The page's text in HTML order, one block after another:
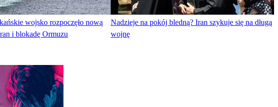
wojsko rozpoczęło nową
i blokadę Ormuzu
Nadzieje na pokój bledną? Iran szykuje się na długą
wojnę